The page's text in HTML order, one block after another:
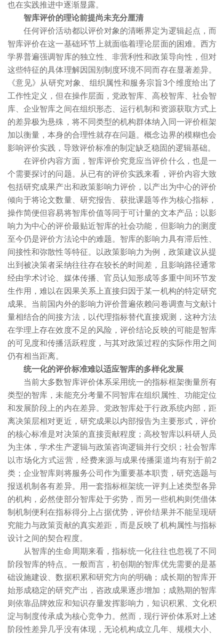
也在实践推进中逐渐显露。
智库评价的理论前提尚未充分厘清
任何评价活动都以评价对象的清晰界定为逻辑起点，而
智库评价在这一基础环节上就面临着理论层面的困难。西方
学界普遍强调智库的独立性、非营利性和政策导向性，但对
这些特征的具体理解因国别制度环境不同而存在显著差异。
《意见》从研究对象、组织属性和服务宗旨3个维度给出了
工作性定义，但在操作层面，党政智库、高校智库、社会智
库、企业智库之间在组织形态、运行机制和资源获取方式上
的差异极为悬殊，将不同类型的机构群体纳入同一评价框架
加以衡量，本身的合理性就存在问题。概念边界的模糊也会
影响评价实践，导致评价标准的制定缺乏稳固的逻辑基础。
在评价内容方面，智库评价究竟应当评价什么，也是一
个需要探讨的问题。从已有的评价实践来看，评价内容大致
包括研究成果产出和政策影响力评价，以产出为中心的评价
倾向于将论文数量、研究报告、获批课题等作为核心指标，
操作简便但容易将智库价值等同于可计量的文本产品；以影
响力为中心的评价最贴近智库的社会功能，但影响力的测度
至今仍是评价方法论中的难题。智库的影响力具有滞后性、
间接性和弥散性等特征。以政策影响力为例，政策建议从提
出到被决策者采纳往往存在较长的时间差，且影响路径通常
经由学术讨论、媒体传播、官员认知形成等多重中间环节发
生作用，难以在因果关系上直接归因于某一机构的特定研究
成果。当前国内外的影响力评价普遍依赖问卷调查与文献计
量相结合的间接方法，以代理指标替代直接观测，这种方法
在学理上存在效度不足的风险，评价结论反映的可能是智库
的可见度和传播活跃程度，与其对政策过程的实际作用之间
仍有相当距离。
统一化的评价标准难以适应智库的多样化发展
当前大多数智库评价体系采用统一的指标框架衡量所有
类型的智库，未能充分考量不同智库在组织属性、功能定位
和发展阶段上的内在差异。党政智库处于行政系统内部，距
离决策层相对更近，研究成果以内部报告为主要形式，评价
的核心标准是对决策的直接贡献程度；高校智库以科研人员
为主体，学术生产逻辑与政策咨询逻辑并行交织；社会智库
以市场化方式运营，经费来源与成果传播渠道均有别于前2
类；企业智库则将服务公司作为重要基本职责，研究选题与
报送机制各有差异。用一套指标框架统一评判上述类型各异
的机构，必然使部分智库处于劣势，而另一些机构则凭借体
制机制便利在指标得分上占据优势，评价结果并不能呈现研
究能力与政策贡献的真实差距，而是反映了机构属性与指标
设计之间的契合程度。
从智库的生命周期来看，指标统一化往往也忽视了不同
阶段智库的特点。一般而言，初创期的智库优先需要的是基
础设施建设、数据积累和研究方向的明确；成长期的智库开
始形成稳定的研究产出，咨政成果逐步增加；成熟期的智库
则依靠品牌效应和知识存量发挥影响力，知识积累、文化积
淀与制度传承成为核心竞争力。然而，现行评价体系对上述
阶段性差异几乎没有体现，无论机构成立几年、规模大小、